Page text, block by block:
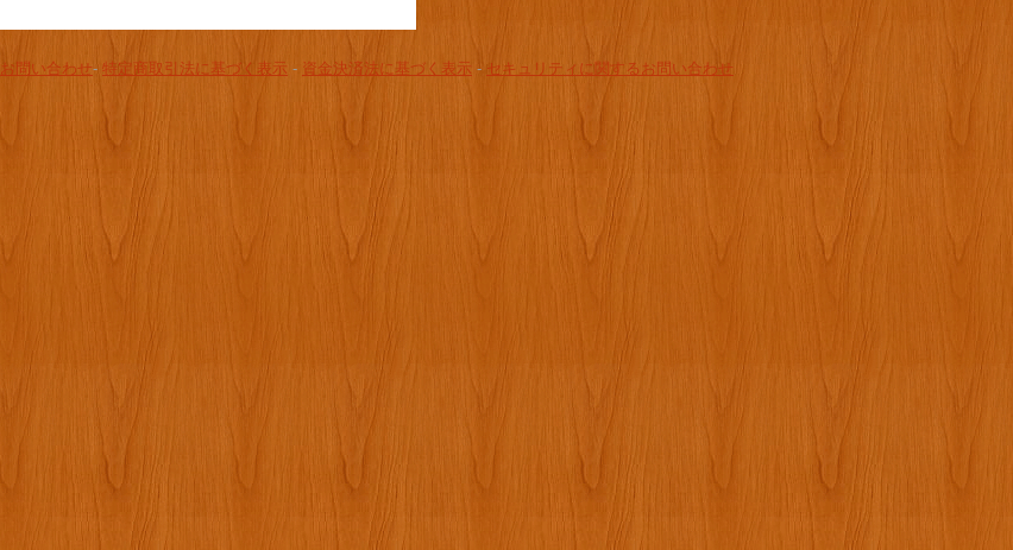
お問い合わせ- 特定商取引法に基づく表示 - 資金決済法に基づく表示 - セキュリティに関するお問い合わせ